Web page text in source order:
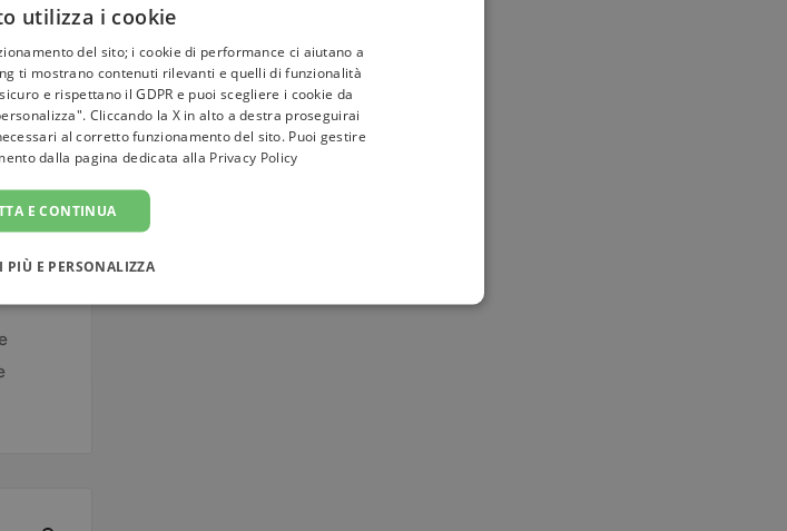
della
una
utilizza i cookie
del sito; i cookie di performance ci aiutano a
ti mostrano contenuti rilevanti e quelli di funzionalità
e rispettano il GDPR e puoi scegliere i cookie da
Cliccando la X in alto a destra proseguirai
al corretto funzionamento del sito. Puoi gestire
dalla pagina dedicata alla Privacy Policy
E CONTINUA
PIÙ E PERSONALIZZA